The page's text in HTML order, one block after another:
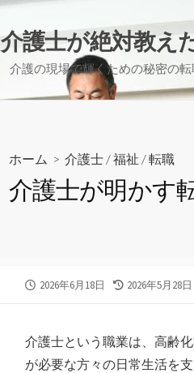
介護士が絶対教え
介護の現場で輝くための秘密の
ホーム > 介護士 /福祉 /転職
介護士が明かす
公
2026年6月18日
最
日
2026年5月28日
介護士という職業は、高齢
が必要な方々の日常生活を